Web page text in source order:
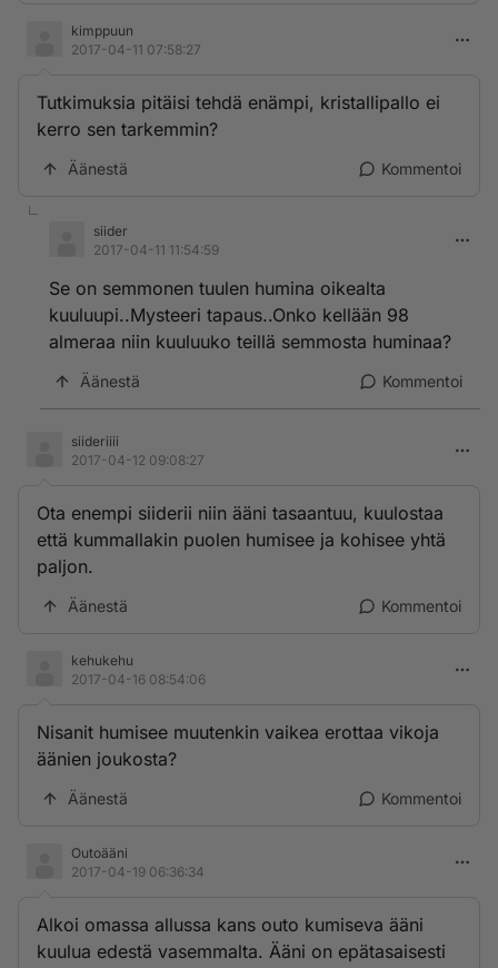
kimppuun
2017-04-11 07:58:27
Tutkimuksia pitäisi tehdä enämpi, kristallipallo ei
kerro sen tarkemmin?
Äänestä Kommentoi
siider
2017-04-11 11:54:59
Se on semmonen tuulen humina oikealta
kuuluupi..Mysteeri tapaus..Onko kellään 98
almeraa niin kuuluuko teillä semmosta huminaa?
Äänestä Kommentoi
siideriiii
2017-04-12 09:08:27
Ota enempi siiderii niin ääni tasaantuu, kuulostaa
että kummallakin puolen humisee ja kohisee yhtä
paljon.
Äänestä Kommentoi
kehukehu
2017-04-16 08:54:06
Nisanit humisee muutenkin vaikea erottaa vikoja
äänien joukosta?
Äänestä Kommentoi
Outoääni
2017-04-19 06:36:34
Alkoi omassa allussa kans outo kumiseva ääni
kuulua edestä vasemmalta. Ääni on epätasaisesti